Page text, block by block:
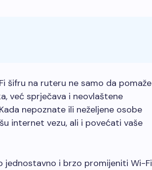
šifru na ruteru ne samo da pomaže
već sprječava i neovlaštene
nepoznate ili neželjene osobe
internet vezu, ali i povećati vaše
jednostavno i brzo promijeniti Wi-Fi